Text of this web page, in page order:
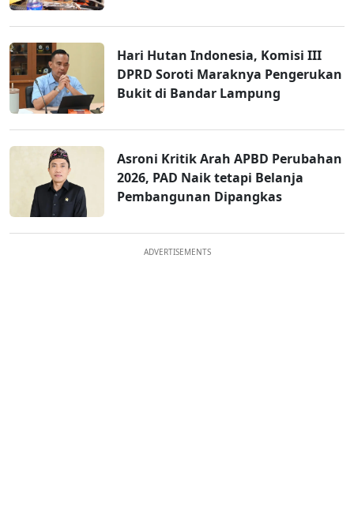
Hari Hutan Indonesia, Komisi III
DPRD Soroti Maraknya Pengerukan
Bukit di Bandar Lampung
Asroni Kritik Arah APBD Perubahan
2026, PAD Naik tetapi Belanja
Pembangunan Dipangkas
ADVERTISEMENTS